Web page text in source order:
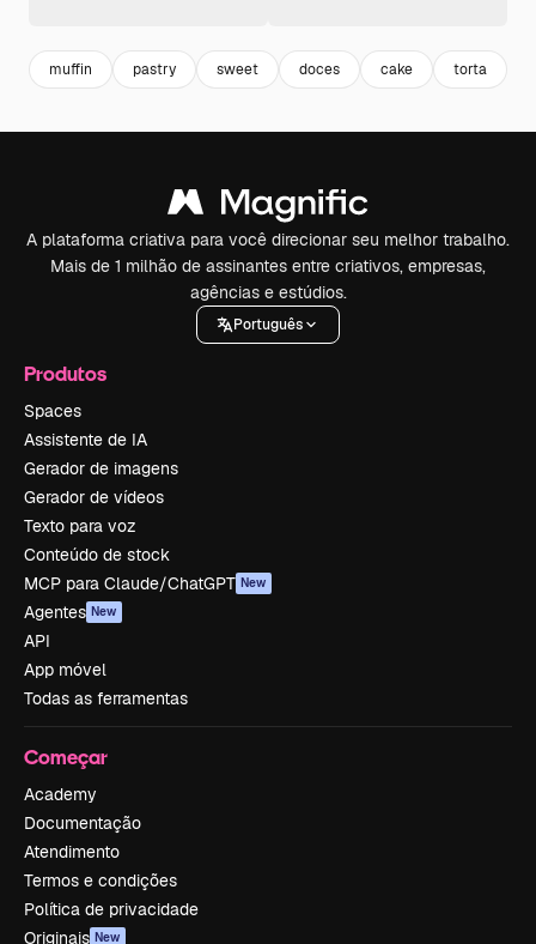
muffin pastry sweet doces cake torta
A plataforma criativa para você direcionar seu melhor trabalho.
Mais de 1 milhão de assinantes entre criativos, empresas,
agências e estúdios.
Português
Produtos
Spaces
Assistente de IA
Gerador de imagens
Gerador de vídeos
Texto para voz
Conteúdo de stock
MCP para Claude/ChatGPT New
Agentes New
API
App móvel
Todas as ferramentas
Começar
Academy
Documentação
Atendimento
Termos e condições
Política de privacidade
Originais New